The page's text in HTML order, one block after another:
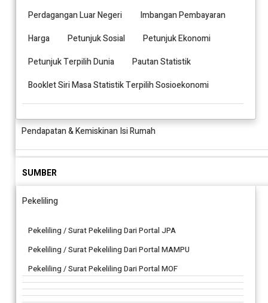
Perdagangan Luar Negeri
Imbangan Pembayaran
Harga
Petunjuk Sosial
Petunjuk Ekonomi
Petunjuk Terpilih Dunia
Pautan Statistik
Booklet Siri Masa Statistik Terpilih Sosioekonomi
Pendapatan & Kemiskinan Isi Rumah
SUMBER
Pekeliling
Pekeliling / Surat Pekeliling Dari Portal JPA
Pekeliling / Surat Pekeliling Dari Portal MAMPU
Pekeliling / Surat Pekeliling Dari Portal MOF